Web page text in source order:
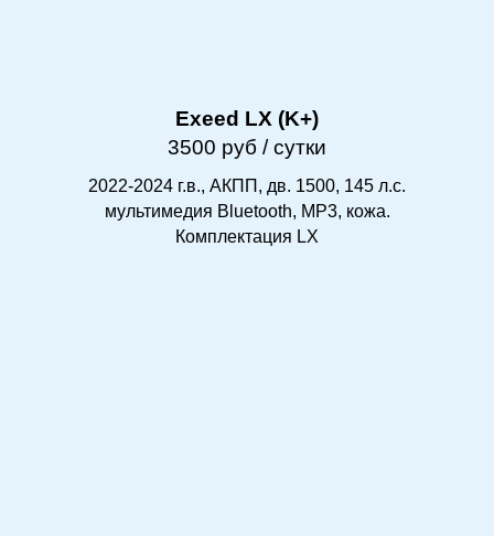
Exeed LX (K+)
3500 руб / сутки
2022-2024 г.в., АКПП, дв. 1500, 145 л.с.
мультимедия Bluetooth, MP3, кожа.
Комплектация LX